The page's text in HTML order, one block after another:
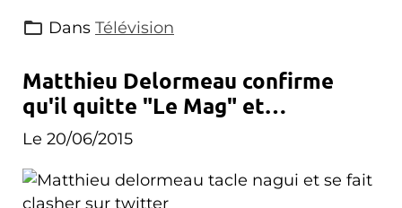
Dans Télévision
Matthieu Delormeau confirme
qu'il quitte "Le Mag" et
"Tellement Vrai"
Le 20/06/2015